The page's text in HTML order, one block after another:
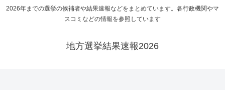
2026年までの選挙の候補者や結果速報などをまとめています。各行政機関やマ
スコミなどの情報を参照しています
地方選挙結果速報2026